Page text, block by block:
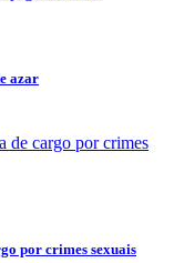
azar
por crimes sexuais